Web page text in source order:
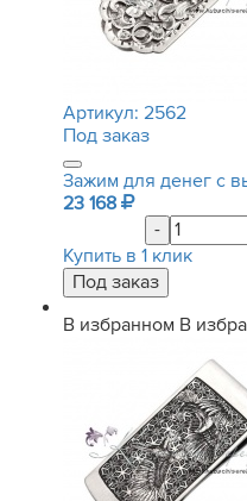
Артикул: 2562
Под заказ
Зажим для денег с
23 168
-
Купить в 1 клик
В избранном В